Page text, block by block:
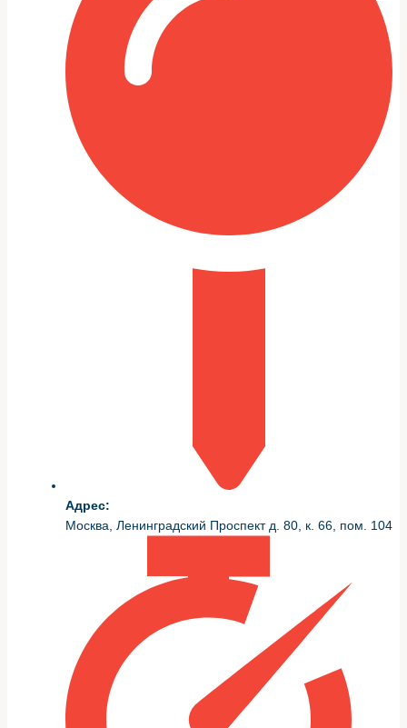
Разборка и дефектовка:
порядок действий
Разборка должна быть организованной: пометка
болтов, пакетов с деталями и фотографии на каждом
этапе помогают при сборке. Важно сохранить чистоту
— попадание грязи внутрь блока при разборке
приводит к серьёзным последствиям. Я всегда
использую маркировку и пластиковые контейнеры с
подписями для каждой группы деталей.
Дефектовка включает измерение цилиндров, шатунов,
подлежат проверке на плоскость и контролю клапанов.
цилиндров в миллиметрах, люфты шатунных и
коренных вкладышей, состояние поршней и колец,
состояние ГБЦ и клапанов. Это помогает принимать
решение — расточка цилиндров с подбором поршней,
Для клиента формируется смета с вариантами:
восстановление до заводских допусков или частичная
ревизия с заменой износившихся деталей. Делаю
акцент на прозрачности: каждый пункт в смете
объясняю простыми словами.
Восстановление деталей и
Адрес:
Москва, Ленинградский Проспект д. 80, к. 66, пом. 104